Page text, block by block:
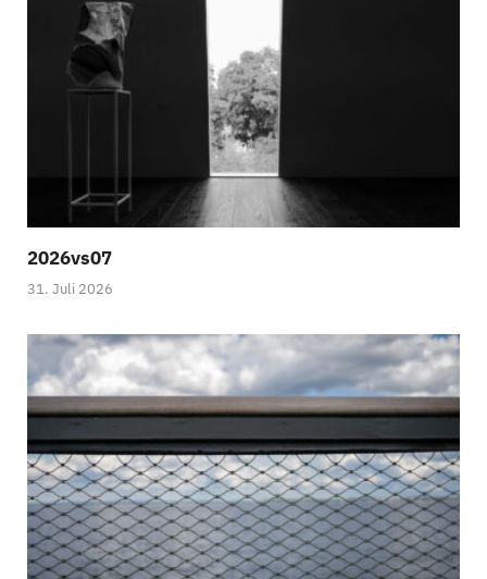
2026vs07
31. Juli 2026